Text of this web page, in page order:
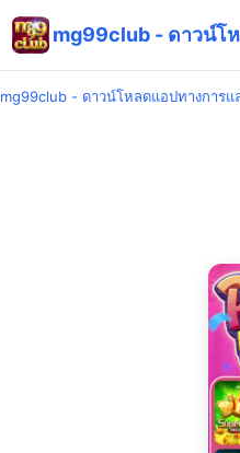
mg99club - ดาวน์โ
mg99club - ดาวน์โหลดแอปทางการแ